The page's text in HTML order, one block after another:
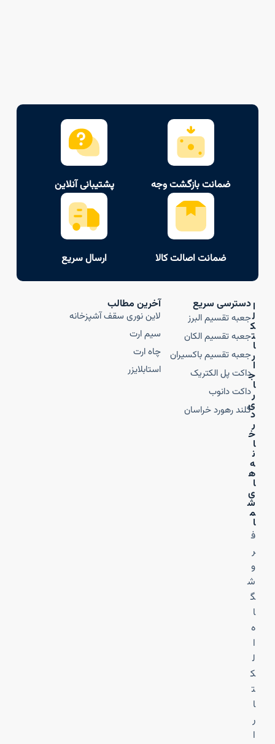
ضمانت بازگشت وجه پشتیبانی آنلاین
ضمانت اصالت کالا ارسال سریع
ا
ل
ک
ت
ا
ر
ا
ج
ا
ر
ی
د
ر
خ
ا
ن
ه‌
ه
ا
ی
ش
م
ا
ف
ر
و
ش
گ
ا
ه
ا
ل
ک
ت
ا
ر
ا
دسترسی سریع
جعبه تقسیم البرز
جعبه تقسیم الکان
جعبه تقسیم باکسیران
داکت پل الکتریک
داکت دانوب
گلند رهورد خراسان
آخرین مطالب
لاین نوری سقف آشپزخانه
سیم ارت
چاه ارت
استابلایزر